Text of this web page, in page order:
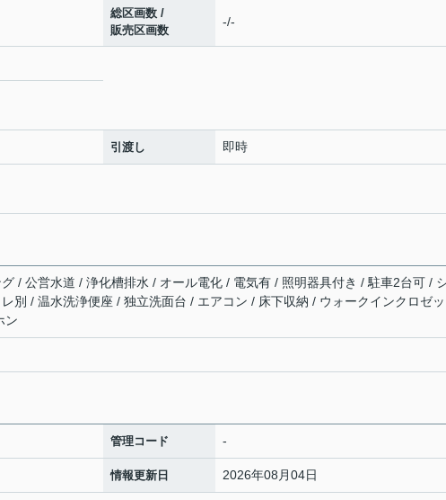
総区画数 /
販売区画数
-/-
引渡し 即時
/ 公営水道 / 浄化槽排水 / オール電化 / 電気有 / 照明器具付き / 駐車2台可 /
別 / 温水洗浄便座 / 独立洗面台 / エアコン / 床下収納 / ウォークインクロゼッ
ン
管理コード -
情報更新日 2026年08月04日